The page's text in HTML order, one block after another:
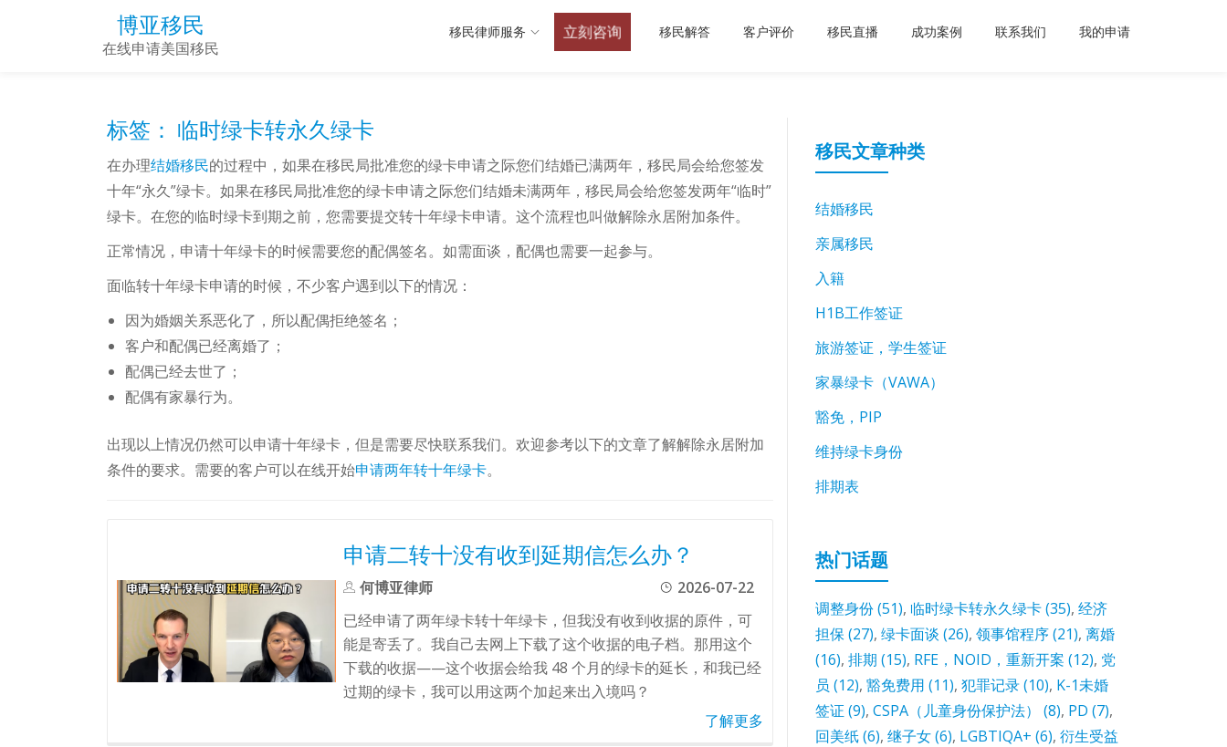
博亚移民
在线申请美国移民
移民律师服务 立刻咨询 移民解答 客户评价 移民直播 成功案例 联系我们 我的申请
标签： 临时绿卡转永久绿卡
在办理结婚移民的过程中，如果在移民局批准您的绿卡申请之际您们结婚已满两年，移民局会给您签发
十年“永久”绿卡。如果在移民局批准您的绿卡申请之际您们结婚未满两年，移民局会给您签发两年“临时”
绿卡。在您的临时绿卡到期之前，您需要提交转十年绿卡申请。这个流程也叫做解除永居附加条件。
正常情况，申请十年绿卡的时候需要您的配偶签名。如需面谈，配偶也需要一起参与。
面临转十年绿卡申请的时候，不少客户遇到以下的情况：
因为婚姻关系恶化了，所以配偶拒绝签名；
客户和配偶已经离婚了；
配偶已经去世了；
配偶有家暴行为。
出现以上情况仍然可以申请十年绿卡，但是需要尽快联系我们。欢迎参考以下的文章了解解除永居附加
条件的要求。需要的客户可以在线开始申请两年转十年绿卡。
申请二转十没有收到延期信怎么办？
何博亚律师
2026-07-22
已经申请了两年绿卡转十年绿卡，但我没有收到收据的原件，可
能是寄丢了。我自己去网上下载了这个收据的电子档。那用这个
下载的收据——这个收据会给我 48 个月的绿卡的延长，和我已经
过期的绿卡，我可以用这两个加起来出入境吗？
了解更多
移民文章种类
结婚移民
亲属移民
入籍
H1B工作签证
旅游签证，学生签证
家暴绿卡（VAWA）
豁免，PIP
维持绿卡身份
排期表
热门话题
调整身份(51), 临时绿卡转永久绿卡(35), 经济
担保(27), 绿卡面谈 (26), 领事馆程序(21), 离婚
(16), 排期 (15), RFE，NOID，重新开案 (12), 党
员 (12), 豁免费用 (11), 犯罪记录(10), K-1未婚
签证 (9), CSPA（儿童身份保护法） (8), PD (7),
回美纸(6), 继子女(6), LGBTIQA+ (6), 衍生受益